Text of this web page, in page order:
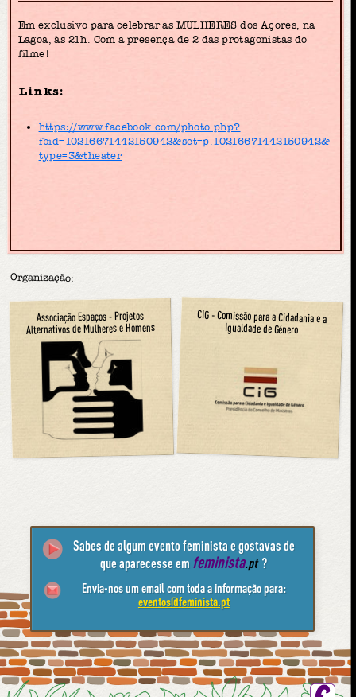
Em exclusivo para celebrar as MULHERES dos Açores, na
Lagoa, às 21h. Com a presença de 2 das protagonistas do
filme!
Links:
https://www.facebook.com/photo.php?
fbid=10216671442150942&set=p.10216671442150942&
type=3&theater
Organização:
Associação Espaços - Projetos
Alternativos de Mulheres e Homens
CIG - Comissão para a Cidadania e a
Igualdade de Género
Sabes de algum evento feminista e gostavas de
que aparecesse em feminista.pt ?
Envia-nos um email com toda a informação para:
eventos@feminista.pt